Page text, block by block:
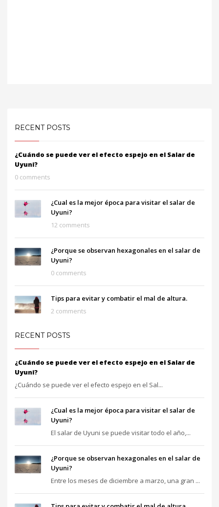
RECENT POSTS
¿Cuándo se puede ver el efecto espejo en el Salar de
Uyuni?
0 comments
¿Cual es la mejor época para visitar el salar de
Uyuni?
12 comments
¿Porque se observan hexagonales en el salar de
Uyuni?
0 comments
Tips para evitar y combatir el mal de altura.
2 comments
RECENT POSTS
¿Cuándo se puede ver el efecto espejo en el Salar de
Uyuni?
¿Cuándo se puede ver el efecto espejo en el Sal...
¿Cual es la mejor época para visitar el salar de
Uyuni?
El salar de Uyuni se puede visitar todo el año,...
¿Porque se observan hexagonales en el salar de
Uyuni?
Entre los meses de diciembre a marzo, una gran ...